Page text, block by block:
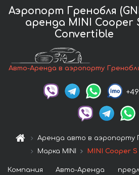
Аэропорт Гренобля
аренда MINI Cooper
Convertible
Авто-Аренда в аэропорту
Аренда авто в аэропорту
Марка MINI
MINI Cooper
Компания Авто-Аренда